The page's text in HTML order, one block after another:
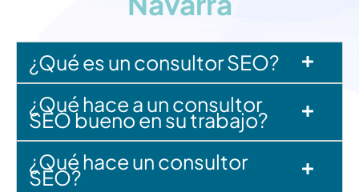
d
¿Qué es un consultor SEO?
¿Qué hace a un consultor
SEO bueno en su trabajo?
¿Qué hace un consultor
SEO?